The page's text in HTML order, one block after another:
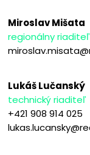
Miroslav Mišata
regionálny riaditeľ
Lukáš Lučanský
technický riaditeľ
+421 908 914 025